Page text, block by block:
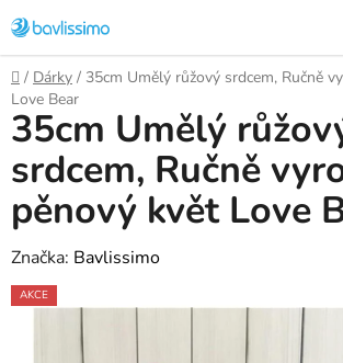
na
obsah
Domů
/ Dárky / 35cm Umělý růžový srdcem, Ručně
Love Bear
35cm Umělý
srdcem, Ručně
pěnový květ Love
Značka: Bavlissimo
AKCE